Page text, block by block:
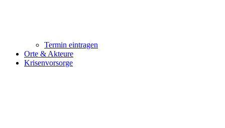
Termin eintragen
Orte & Akteure
Krisenvorsorge